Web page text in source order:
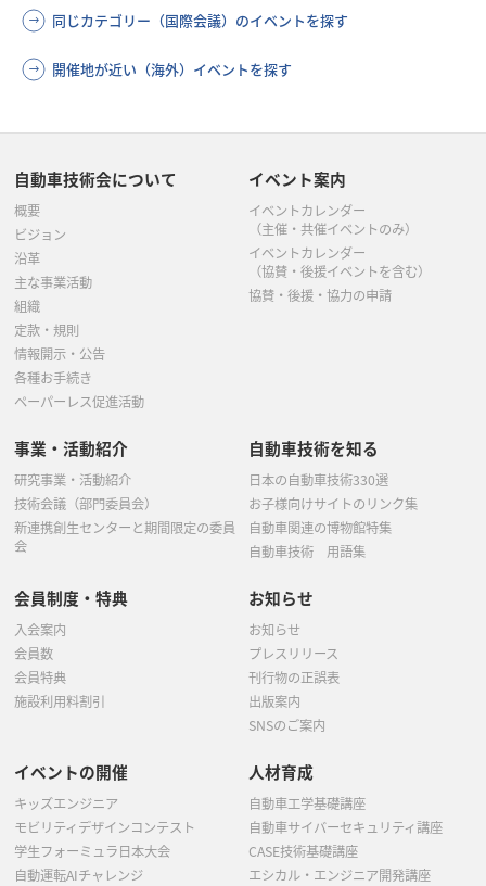
同じカテゴリー（国際会議）のイベントを探す
開催地が近い（海外）イベントを探す
自動車技術会について
概要
ビジョン
沿革
主な事業活動
組織
定款・規則
情報開示・公告
各種お手続き
ペーパーレス促進活動
イベント案内
イベントカレンダー
（主催・共催イベントのみ）
イベントカレンダー
（協賛・後援イベントを含む）
協賛・後援・協力の申請
事業・活動紹介
研究事業・活動紹介
技術会議（部門委員会）
新連携創生センターと期間限定の委員
会
自動車技術を知る
日本の自動車技術330選
お子様向けサイトのリンク集
自動車関連の博物館特集
自動車技術 用語集
会員制度・特典
入会案内
会員数
会員特典
施設利用料割引
お知らせ
お知らせ
プレスリリース
刊行物の正誤表
出版案内
SNSのご案内
イベントの開催
キッズエンジニア
モビリティデザインコンテスト
学生フォーミュラ日本大会
自動運転AIチャレンジ
人材育成
自動車工学基礎講座
自動車サイバーセキュリティ講座
CASE技術基礎講座
エシカル・エンジニア開発講座